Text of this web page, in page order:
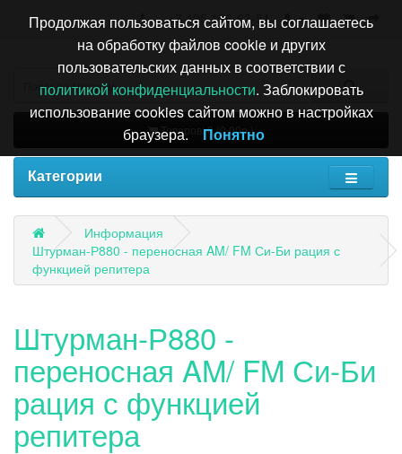
+7 495 196-63-51
Товаров: 0 (0.00р.)
Категории
Информация
Штурман-Р880 - переносная AM/ FM Си-Би рация с
функцией репитера
Штурман-Р880 -
переносная AM/ FM Си-Би
рация с функцией
репитера
Продолжая пользоваться сайтом, вы соглашаетесь
на обработку файлов cookie и других
пользовательских данных в соответствии с
политикой конфиденциальности. Заблокировать
использование cookies сайтом можно в настройках
браузера.
Понятно